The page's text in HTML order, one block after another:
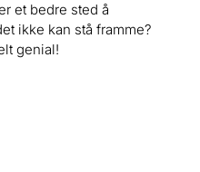
et bedre sted å
ikke kan stå framme?
genial!